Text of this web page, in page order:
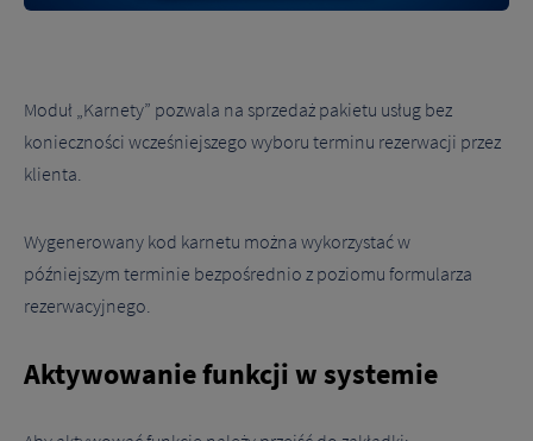
Moduł „Karnety” pozwala na sprzedaż pakietu usług bez
konieczności wcześniejszego wyboru terminu rezerwacji przez
klienta.
Wygenerowany kod karnetu można wykorzystać w
późniejszym terminie bezpośrednio z poziomu formularza
rezerwacyjnego.
Aktywowanie funkcji w systemie
cookies innych niż niezbędne do prawidłowego funkcjonowania
się, by informacje przez nie gromadzone były przetwarzane przez
Jeżeli chcesz zaakceptować wszystkie zastosowane na stronie pliki